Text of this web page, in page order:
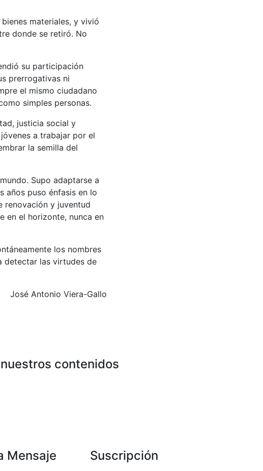
materiales, y vivió
donde se retiró. No
su participación
prerrogativas ni
el mismo ciudadano
simples personas.
justicia social y
a trabajar por el
la semilla del
Supo adaptarse a
años puso énfasis en lo
renovación y juventud
en el horizonte, nunca en
los nombres
detectar las virtudes de
José Antonio Viera-Gallo
contenidos
Mensaje Suscripción